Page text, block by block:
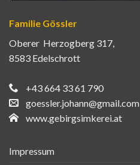
Familie Gössler
Oberer Herzogberg 317,
8583 Edelschrott
+43 664 33 61 790
goessler.johann@gmail.com
www.gebirgsimkerei.at
Impressum